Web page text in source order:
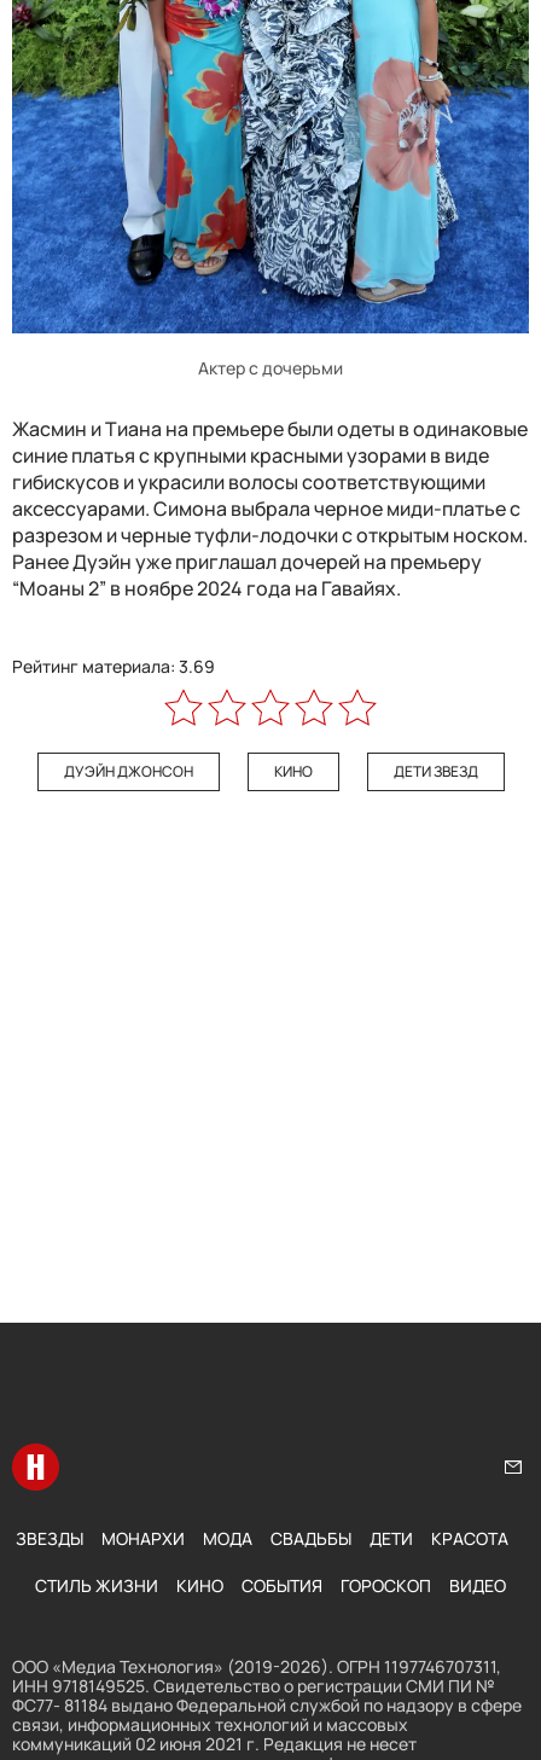
Актер с дочерьми
Жасмин и Тиана на премьере были одеты в одинаковые
синие платья с крупными красными узорами в виде
гибискусов и украсили волосы соответствующими
аксессуарами. Симона выбрала черное миди-платье с
разрезом и черные туфли-лодочки с открытым носком.
Ранее Дуэйн уже приглашал дочерей на премьеру
“Моаны 2” в ноябре 2024 года на Гавайях.
Рейтинг материала: 3.69
ДУЭЙН ДЖОНСОН КИНО ДЕТИ ЗВЕЗД
Перейти на главную
ЗВЕЗДЫ МОНАРХИ МОДА СВАДЬБЫ ДЕТИ КРАСОТА
СТИЛЬ ЖИЗНИ КИНО СОБЫТИЯ ГОРОСКОП ВИДЕО
ООО «Медиа Технология» (2019-2026). ОГРН 1197746707311,
ИНН 9718149525. Свидетельство о регистрации СМИ ПИ №
ФС77- 81184 выдано Федеральной службой по надзору в сфере
связи, информационных технологий и массовых
коммуникаций 02 июня 2021 г. Редакция не несет